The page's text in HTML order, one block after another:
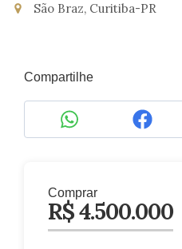
São Braz, Curitiba-PR
Compartilhe
Comprar
R$ 4.500.000